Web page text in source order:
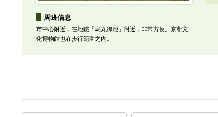
周邊信息
市中心附近，在地鐵「烏丸御池」附近，非常方便。京都文
化博物館也在步行範圍之內。